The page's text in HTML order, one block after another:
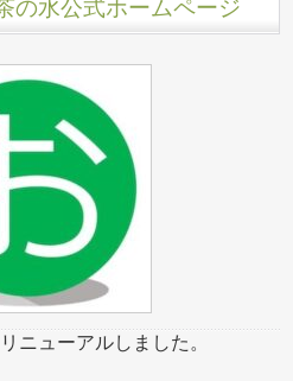
の水公式ホームページ
ニューアルしました。